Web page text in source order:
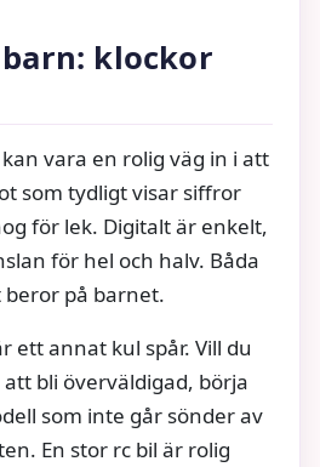
klockor
kan vara en rolig väg in i att
som tydligt visar siffror
för lek. Digitalt är enkelt,
för hel och halv. Båda
på barnet.
ett annat kul spår. Vill du
bli överväldigad, börja
som inte går sönder av
En stor rc bil är rolig